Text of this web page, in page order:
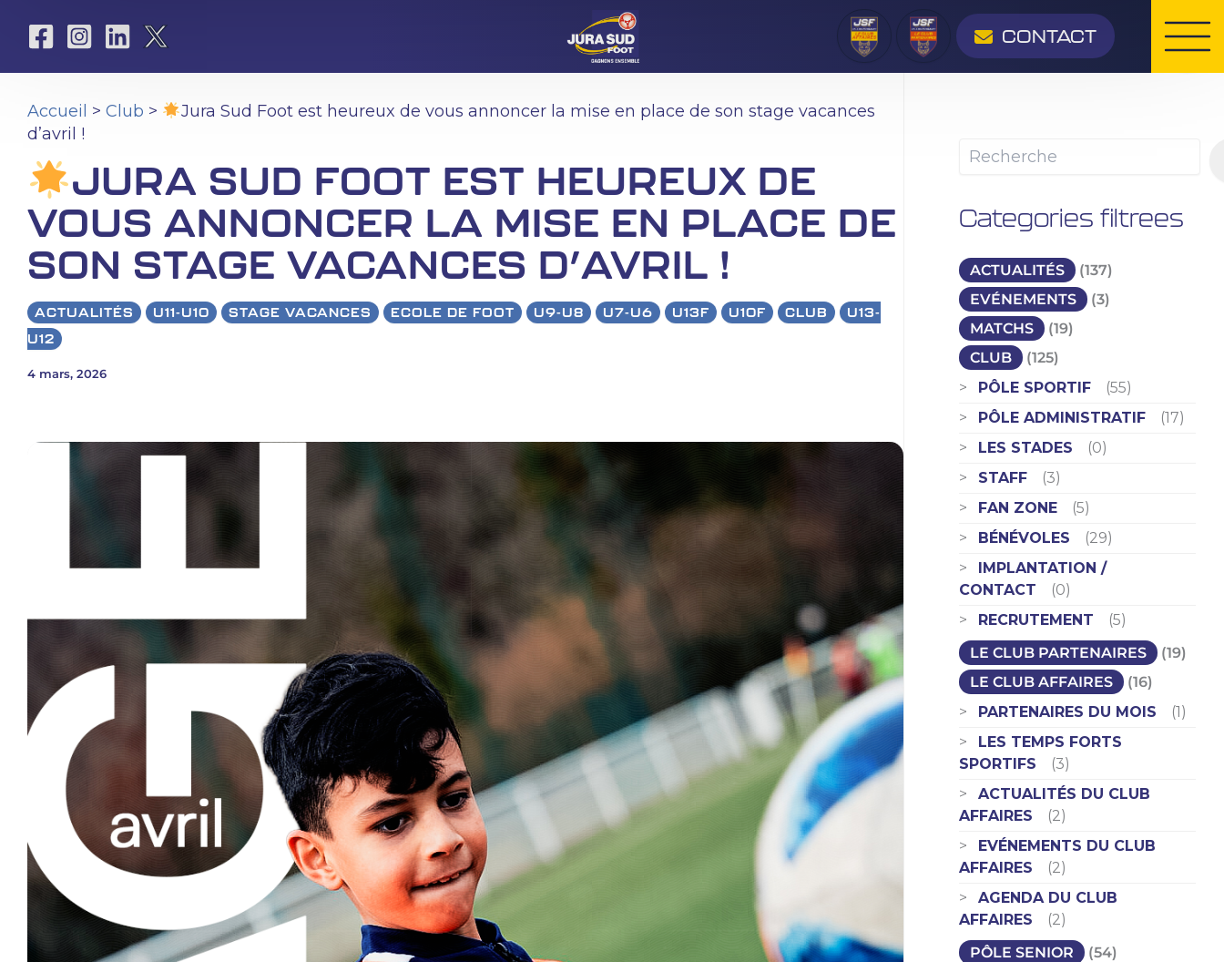
CONTACT
Accueil > Club >
Jura Sud Foot est heureux de vous annoncer la mise en place de son stage vacances
d’avril !
JURA SUD FOOT EST HEUREUX DE
VOUS ANNONCER LA MISE EN PLACE DE
SON STAGE VACANCES D’AVRIL !
ACTUALITÉS U11-U10 STAGE VACANCES ECOLE DE FOOT U9-U8 U7-U6 U13F U10F CLUB
U13-
U12
4 mars, 2026
Categories filtrees
ACTUALITÉS
(137)
EVÉNEMENTS
(3)
MATCHS
(19)
CLUB
(125)
PÔLE SPORTIF
(55)
PÔLE ADMINISTRATIF
(17)
LES STADES
(0)
STAFF
(3)
FAN ZONE
(5)
BÉNÉVOLES
(29)
IMPLANTATION /
CONTACT
(0)
RECRUTEMENT
(5)
LE CLUB PARTENAIRES
(19)
LE CLUB AFFAIRES
(16)
PARTENAIRES DU MOIS
(1)
LES TEMPS FORTS
SPORTIFS
(3)
ACTUALITÉS DU CLUB
AFFAIRES
(2)
EVÉNEMENTS DU CLUB
AFFAIRES
(2)
AGENDA DU CLUB
AFFAIRES
(2)
PÔLE SENIOR
(54)